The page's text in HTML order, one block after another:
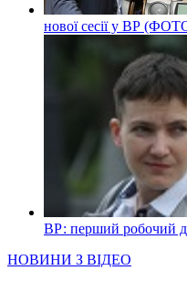
нової сесії у ВР
ВР: перший робочий
НОВИНИ З ВІДЕО